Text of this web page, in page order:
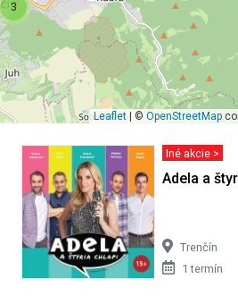
3
Leaflet | ©OpenStreetMap
Iné akcie >
Adela a
Trenčín
1 termín